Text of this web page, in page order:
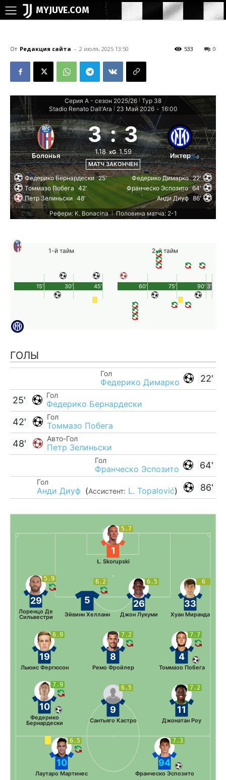
MYJUVE.COM
От Редакция сайта - 2 июля, 2025 13:50 0
533
Серия А - сезон 2025/26 Тур 38
Stadio Renato Dall'Ara
23 Май 2026 - 16:00
Болонья
3 : 3
1.18 xG 1.59
МАТЧ ЗАКОНЧЕН
Интер
Федерико Бернардески 25'
Томмазо Побега 42'
Петр Зелиньски 48'
Федерико Димарко 22'
Франческо Эспозито 64'
Анди Диуф 86'
Рефери: K. Bonacina | Половина матча: 2-1
1-й тайм
45'
15' 30'
2-й тайм
90'
60' 75' 3'
ГОЛЫ
22'
Гол
Федерико Димарко
Гол
Федерико Бернардески
25'
Гол
Томмазо Побега
42'
Авто-Гол
Петр Зелиньски
48'
64'
Гол
Франческо Эспозито
86'
Гол
Анди Диуф (Ассистент: L. Topalović)
5.7
1
Ł. Skorupski
6
33
Хуан Миранда
6.5
26
Джон Лукуми
6.2
5
Эйвинн Хелланн
5.9
29
Лоренцо Де
Сильвестри
7.7
4
Томмазо Побега
7.2
8
Ремо Фройлер
6.9
19
Льюис Фергюсон
7.2
11
Джонатан Роу
6.5
9
Сантьяго Кастро
7.9
10
Федерико
Бернардески
6.5
10
Лаутаро Мартинес
7.3
94
Франческо Эспозито